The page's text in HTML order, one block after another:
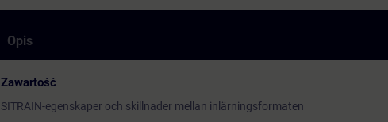
Opis
Zawartość
SITRAIN-egenskaper och skillnader mellan inlärningsformaten